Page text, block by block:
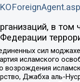
в том
сил
исламского
Джабха аль-